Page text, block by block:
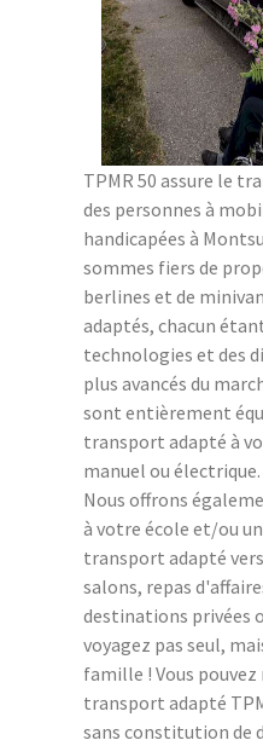
TPMR 50 assure le
des personnes à
handicapées à
sommes fiers de
berlines et de
adaptés, chacun
technologies et des
plus avancés du
sont entièrement
transport adapté à
manuel ou électrique.
Nous offrons
à votre école et/ou
transport adapté
salons, repas
destinations privées
voyagez pas seul,
famille ! Vous
transport adapté
sans constitution de